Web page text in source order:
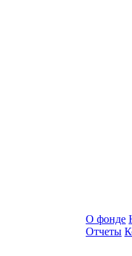
О фонде
Отчеты